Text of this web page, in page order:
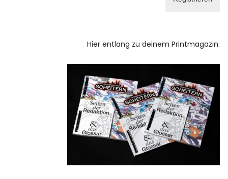
Hier entlang zu deinem Printmagazin: